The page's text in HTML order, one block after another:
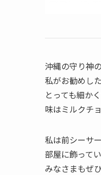
沖縄の守り神
私がお勧めし
とっても細か
味はミルクチ
私は前シーサ
部屋に飾って
みなさまもぜ